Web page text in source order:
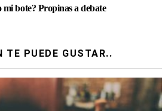
mi bote? Propinas a debate
TE PUEDE GUSTAR..